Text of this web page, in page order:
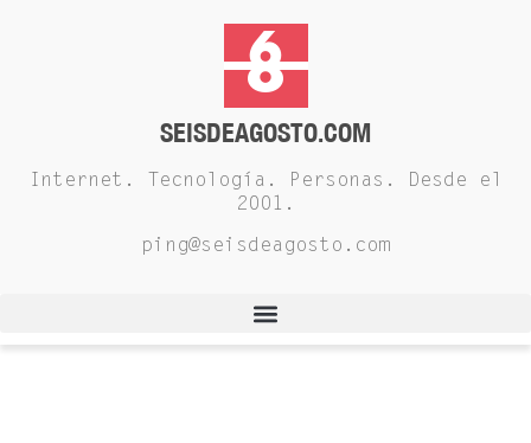
SEISDEAGOSTO.COM
Internet. Tecnología. Personas. Desde el
2001.
ping@seisdeagosto.com